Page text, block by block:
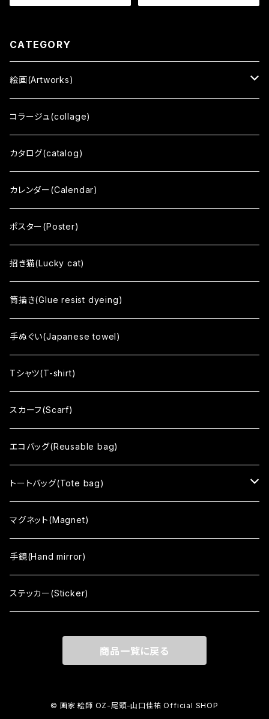
CATEGORY
絵画(Artworks)
三十三応現身波図 -明日への精神-
擬音態画伝
ひとうみ
いはれてみれば
響 - reverberation -
間 - HAZAMA -
circle
Soso
Sharekoube
no mean
まちむすめ
tone
color
vino
コラージュ(collage)
カタログ(catalog)
カレンダー(Calendar)
ポスター(Poster)
招き猫(Lucky cat)
筒描き(Glue resist dyeing)
手ぬぐい(Japanese towel)
Tシャツ(T-shirt)
スカーフ(Scarf)
エコバッグ(Reusable bag)
トートバッグ(Tote bag)
black
white
まちむすめ
マグネット(Magnet)
手鏡(Hand mirror)
ステッカー(Sticker)
商品一覧に戻る
© 画家 絵師 OZ-尾頭-山口佳祐 Official SHOP